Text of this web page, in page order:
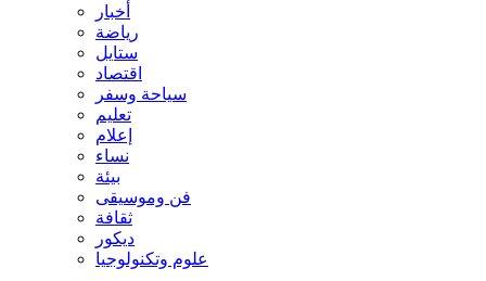
أخبار
رياضة
ستايل
اقتصاد
سياحة وسفر
تعليم
إعلام
نساء
بيئة
فن وموسيقى
ثقافة
ديكور
علوم وتكنولوجيا